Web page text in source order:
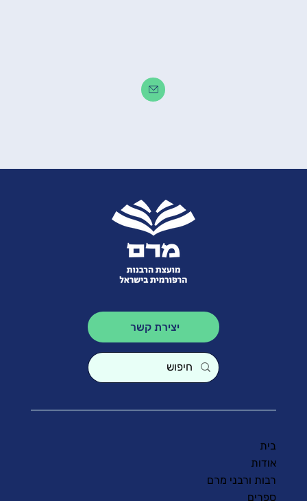
יצירת קשר
בית
אודות
רבות ורבני מרם
ספרים